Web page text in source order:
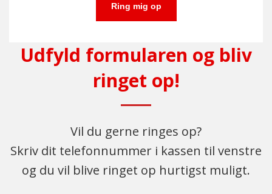
Ring mig op
Udfyld formularen og bliv
ringet op!
Vil du gerne ringes op?
Skriv dit telefonnummer i kassen til venstre
og du vil blive ringet op hurtigst muligt.